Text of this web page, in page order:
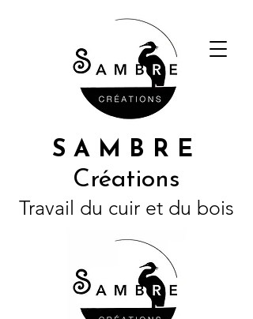
S A M B R E
Créations
Travail du cuir et du bois